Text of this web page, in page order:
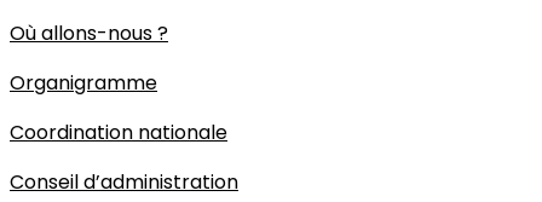
Où allons-nous ?
Organigramme
Coordination nationale
Conseil d’administration